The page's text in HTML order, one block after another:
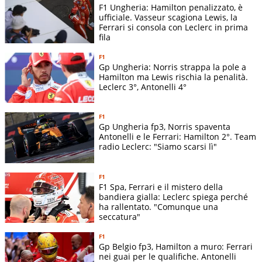
ottenere il secondo miglior tempo (dietro solo a Vettel) alla
sua prima esperienza su una monoposto del circus. A fine
anno, la McLaren come terzo pilota 2018.
La stagione 2018 è comunque ancora legata alla Carlin, con
cui corre nel campionato diFormula 2. Al debutto, in
Bahrain, centra quello che sarà l’unico successo stagionale.
Ottiene comunque novi podi, che gli valgono il secondo
posto in generale e che permettono alla Carlin di vincere il
primo titolo a squadre.
Il debutto di Norris in Formula 1
A fine anno, la McLarenlo sceglie come primo pilota per il
mondiale 2019 di Formula 1, preferendolo a Stoffel
Vandoorne. Con il compagno di scuderia di CarlosSainz
prima stagione nel circus, Norris trova una buona costanza a
punti, centra due sesti posti e chiude il mondiale con 49
punti da 11° in generale.
F1 Ungheria: Hamilton penalizzato, è
ufficiale. Vasseur scagiona Lewis, la
Ferrari si consola con Leclerc in prima
fila
F1
Gp Ungheria: Norris strappa la pole a
Hamilton ma Lewis rischia la penalità.
Leclerc 3°, Antonelli 4°
F1
Gp Ungheria fp3, Norris spaventa
Antonelli e le Ferrari: Hamilton 2°. Team
radio Leclerc: "Siamo scarsi lì"
F1
F1 Spa, Ferrari e il mistero della
bandiera gialla: Leclerc spiega perché
ha rallentato. "Comunque una
seccatura"
F1
Gp Belgio fp3, Hamilton a muro: Ferrari
nei guai per le qualifiche. Antonelli